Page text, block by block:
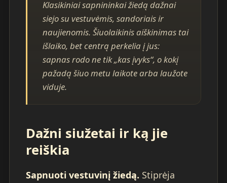
Klasikiniai sapnininkai žiedą dažnai
siejo su vestuvėmis, sandoriais ir
naujienomis. Šiuolaikinis aiškinimas tai
išlaiko, bet centrą perkelia į jus:
sapnas rodo ne tik „kas įvyks“, o kokį
pažadą šiuo metu laikote arba laužote
viduje.
Dažni siužetai ir ką jie
reiškia
Sapnuoti vestuvinį žiedą. Stiprėja